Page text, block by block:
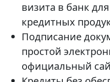
визита в банк
кредитных
Подписание
простой
официальный